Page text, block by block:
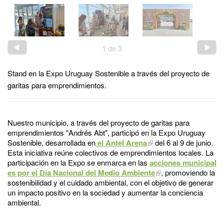
1 de 3
Stand en la Expo Uruguay Sostenible a través del proyecto de
garitas para emprendimientos.
Nuestro municipio, a través del proyecto de garitas para
emprendimientos "Andrés Abt", participó en la Expo Uruguay
Sostenible, desarrollada enel Antel Arena
del 6 al 9 de junio.
Esta iniciativa reúne colectivos de emprendimientos locales. La
participación en la Expo se enmarca en las acciones municipal
es por el Día Nacional del Medio Ambiente
, promoviendo la
sostenibilidad y el cuidado ambiental, con el objetivo de generar
un impacto positivo en la sociedad y aumentar la conciencia
ambiental.